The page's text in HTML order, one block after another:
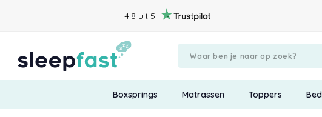
4.8 uit 5
Boxsprings Matrassen Toppers